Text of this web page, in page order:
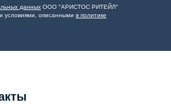
данныхООО "АРИСТОС РИТЕЙЛ"
условиями, описанными в политике